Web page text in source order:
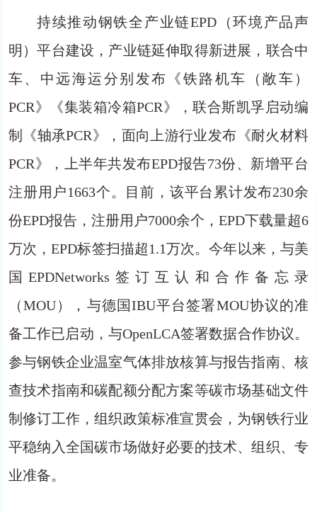
持续推动钢铁全产业链EPD（环境产品声
明）平台建设，产业链延伸取得新进展，联合中
车、中远海运分别发布《铁路机车（敞车）
PCR》《集装箱冷箱PCR》，联合斯凯孚启动编
制《轴承PCR》，面向上游行业发布《耐火材料
PCR》，上半年共发布EPD报告73份、新增平台
注册用户1663个。目前，该平台累计发布230余
份EPD报告，注册用户7000余个，EPD下载量超6
万次，EPD标签扫描超1.1万次。今年以来，与美
国EPDNetworks签订互认和合作备忘录
（MOU），与德国IBU平台签署MOU协议的准
备工作已启动，与OpenLCA签署数据合作协议。
参与钢铁企业温室气体排放核算与报告指南、核
查技术指南和碳配额分配方案等碳市场基础文件
制修订工作，组织政策标准宣贯会，为钢铁行业
平稳纳入全国碳市场做好必要的技术、组织、专
业准备。